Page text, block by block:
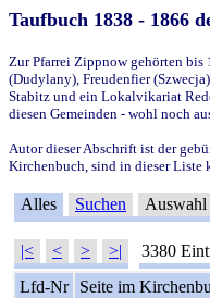
Taufbuch 1838 - 1866
Zur Pfarrei Zippnow gehörten
(Dudylany), Freudenfier
Stabitz und ein Lokalvikariat
diesen Gemeinden - wohl noch
Autor dieser Abschrift ist der
Kirchenbuch, sind in dieser Liste
Alles Suchen Auswahl
|< < > >| 3380
Lfd-Nr
Seite im